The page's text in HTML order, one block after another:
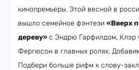
кинопремьеры. Этой весной в
вышло семейное фэнтези «Вверх
дереву»с Эндрю Гарфилдом, Клэр
Фергюсон в главных ролях.
Подбери больше рифм к слову-